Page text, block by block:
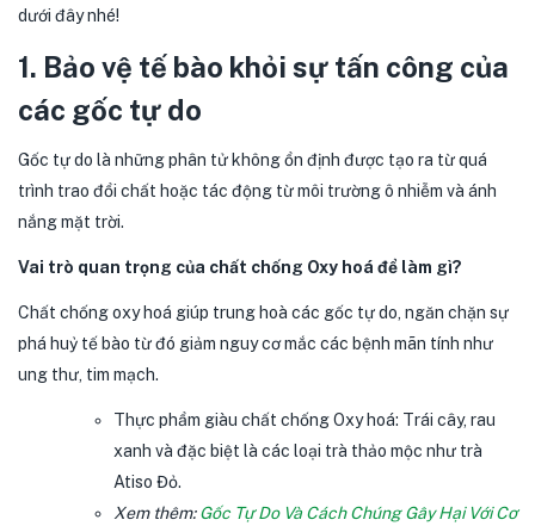
dưới đây nhé!
1. Bảo vệ tế bào khỏi sự tấn công của
các gốc tự do
Gốc tự do là những phân tử không ổn định được tạo ra từ quá
trình trao đổi chất hoặc tác động từ môi trường ô nhiễm và ánh
nắng mặt trời.
Vai trò quan trọng của chất chống Oxy hoá để làm gì?
Chất chống oxy hoá giúp trung hoà các gốc tự do, ngăn chặn sự
phá huỷ tế bào từ đó giảm nguy cơ mắc các bệnh mãn tính như
ung thư, tim mạch.
Thực phẩm giàu chất chống Oxy hoá: Trái cây, rau
xanh và đặc biệt là các loại trà thảo mộc như trà
Atiso Đỏ.
Xem thêm:Gốc Tự Do Và Cách Chúng Gây Hại Với Cơ